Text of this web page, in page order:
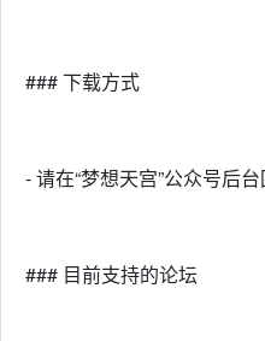
### 下载方式
- 请在“梦想天宫”公众号后
### 目前支持的论坛